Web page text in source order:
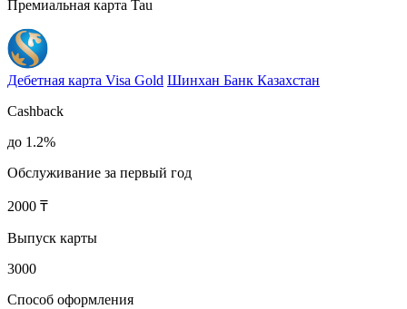
Премиальная карта Tau
Дебетная карта Visa Gold Шинхан Банк Казахстан
Cashback
до 1.2%
Обслуживание за первый год
2000 ₸
Выпуск карты
3000
Способ оформления